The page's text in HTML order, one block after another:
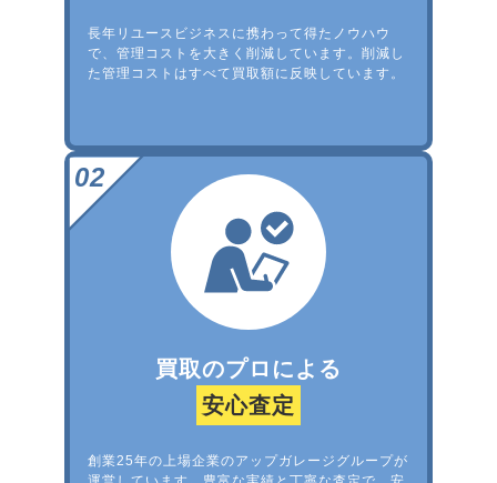
長年リユースビジネスに携わって得たノウハウ
で、管理コストを大きく削減しています。削減し
た管理コストはすべて買取額に反映しています。
買取のプロによる
安心査定
創業25年の上場企業のアップガレージグループが